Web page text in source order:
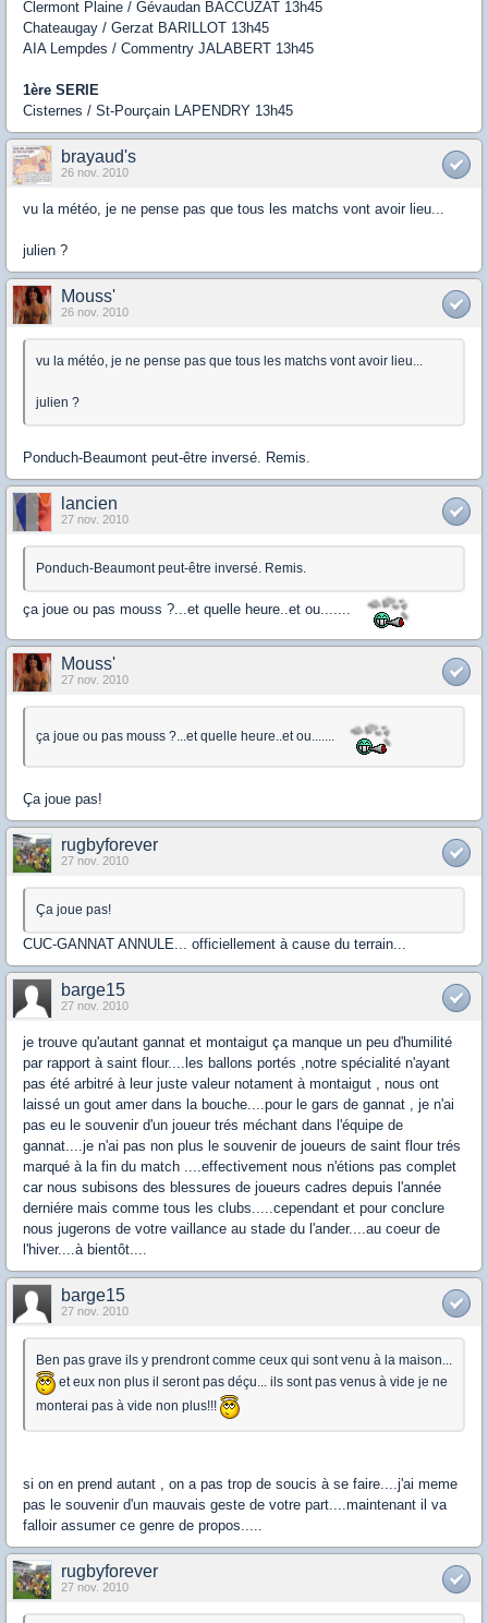
Clermont Plaine / Gévaudan BACCUZAT 13h45
Chateaugay / Gerzat BARILLOT 13h45
AIA Lempdes / Commentry JALABERT 13h45
1ère SERIE
Cisternes / St-Pourçain LAPENDRY 13h45
brayaud's
26 nov. 2010
vu la météo, je ne pense pas que tous les matchs vont avoir lieu...
julien ?
Mouss'
26 nov. 2010
vu la météo, je ne pense pas que tous les matchs vont avoir lieu...
julien ?
Ponduch-Beaumont peut-être inversé. Remis.
lancien
27 nov. 2010
Ponduch-Beaumont peut-être inversé. Remis.
ça joue ou pas mouss ?...et quelle heure..et ou.......
Mouss'
27 nov. 2010
ça joue ou pas mouss ?...et quelle heure..et ou.......
Ça joue pas!
rugbyforever
27 nov. 2010
Ça joue pas!
CUC-GANNAT ANNULE... officiellement à cause du terrain...
barge15
27 nov. 2010
je trouve qu'autant gannat et montaigut ça manque un peu d'humilité
par rapport à saint flour....les ballons portés ,notre spécialité n'ayant
pas été arbitré à leur juste valeur notament à montaigut , nous ont
laissé un gout amer dans la bouche....pour le gars de gannat , je n'ai
pas eu le souvenir d'un joueur trés méchant dans l'équipe de
gannat....je n'ai pas non plus le souvenir de joueurs de saint flour trés
marqué à la fin du match ....effectivement nous n'étions pas complet
car nous subisons des blessures de joueurs cadres depuis l'année
derniére mais comme tous les clubs.....cependant et pour conclure
nous jugerons de votre vaillance au stade du l'ander....au coeur de
l'hiver....à bientôt....
barge15
27 nov. 2010
Ben pas grave ils y prendront comme ceux qui sont venu à la maison...
et eux non plus il seront pas déçu... ils sont pas venus à vide je ne
monterai pas à vide non plus!!!
si on en prend autant , on a pas trop de soucis à se faire....j'ai meme
pas le souvenir d'un mauvais geste de votre part....maintenant il va
falloir assumer ce genre de propos.....
rugbyforever
27 nov. 2010